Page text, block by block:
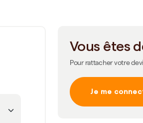
Vous êtes
Pour rattacher votre
Je me